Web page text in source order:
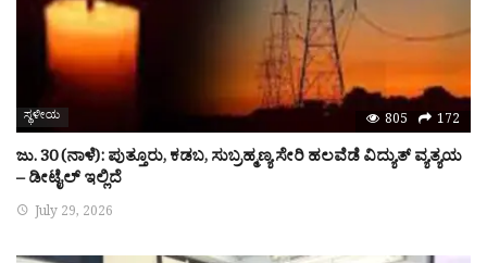
ಸ್ಥಳೀಯ 805 172
ಜು. 30 (ನಾಳೆ): ಪುತ್ತೂರು, ಕಡಬ, ಸುಬ್ರಹ್ಮಣ್ಯ ಸೇರಿ ಹಲವೆಡೆ ವಿದ್ಯುತ್ ವ್ಯತ್ಯಯ
– ಡೀಟೈಲ್ ಇಲ್ಲಿದೆ
July 29, 2026